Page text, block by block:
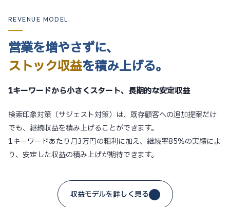
REVENUE MODEL
営業を増やさずに、
ストック収益を積み上げる。
1キーワードから小さくスタート、長期的な安定収益
検索印象対策（サジェスト対策）は、既存顧客への追加提案だけ
でも、継続収益を積み上げることができます。
1キーワードあたり月3万円の粗利に加え、継続率85%の実績によ
り、安定した収益の積み上げが期待できます。
収益モデルを詳しく見る